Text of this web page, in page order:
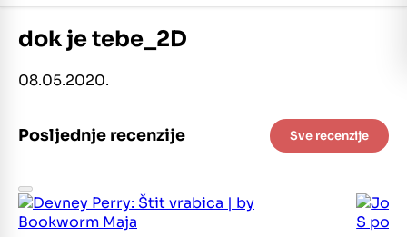
dok je tebe_2D
08.05.2020.
Posljednje recenzije Sve recenzije